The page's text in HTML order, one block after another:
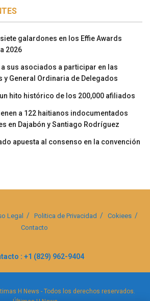
galardones en los Effie Awards
2026
a sus asociados a participar en las
y General Ordinaria de Delegados
un hito histórico de los 200,000 afiliados
a 122 haitianos indocumentados
en Dajabón y Santiago Rodríguez
apuesta al consenso en la convención
Legal Politica de Privacidad
Cokiees
Contacto
: +1 (829) 962-9404
H News - Todos los derechos reservados.